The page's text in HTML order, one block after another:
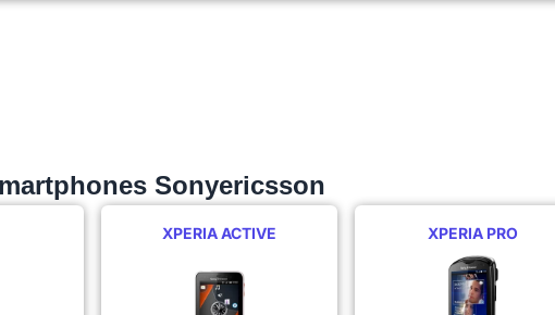
Sonyericsson
XPERIA ACTIVE XPERIA PRO